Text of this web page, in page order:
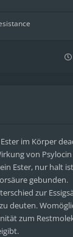
im Körper
von
Ester, nur halt
gebunden.
zur
deuten.
zum